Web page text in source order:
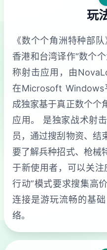
玩
《数个个角洲特种部
香港和台湾译作“数个
称射击应用，由
在Microsoft Windows
成独家基于真正数个个
应用。 是独家战术射
员，通过搜刮物资、结
要了解兵种招式、枪械
于新使用者，可以关
行动”模式要求搜集高
连接是游玩流畅的基
络。